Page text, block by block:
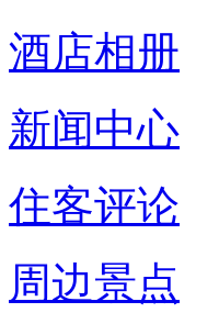
酒店相册
新闻中心
住客评论
周边景点